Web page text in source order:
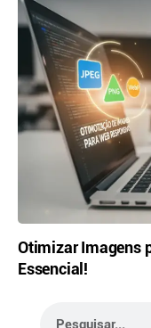
Otimizar Imagens
Essencial!